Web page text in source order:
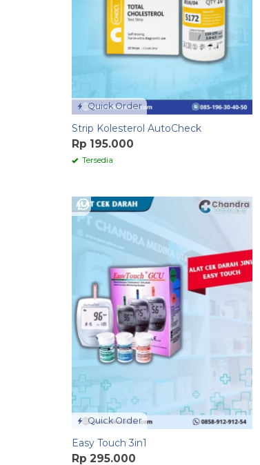
Quick Order
Strip Kolesterol AutoCheck
Rp 195.000
Tersedia
Quick Order
Easy Touch 3in1
Rp 295.000